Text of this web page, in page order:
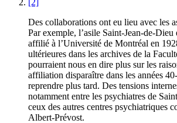
Des collaborations ont eu lieu avec les
Par exemple, l’asile Saint-Jean-de-
affilié à l’Université de Montréal en
ultérieures dans les archives de la
pourraient nous en dire plus sur les
affiliation disparaître dans les années
reprendre plus tard. Des tensions
notamment entre les psychiatres de
ceux des autres centres psychiatriques
Albert-Prévost.